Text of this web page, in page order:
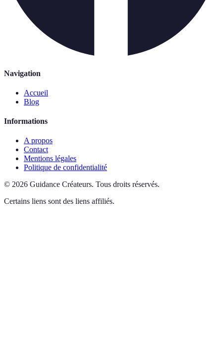
Navigation
Accueil
Blog
Informations
A propos
Contact
Mentions légales
Politique de confidentialité
© 2026 Guidance Créateurs. Tous droits réservés.
Certains liens sont des liens affiliés.